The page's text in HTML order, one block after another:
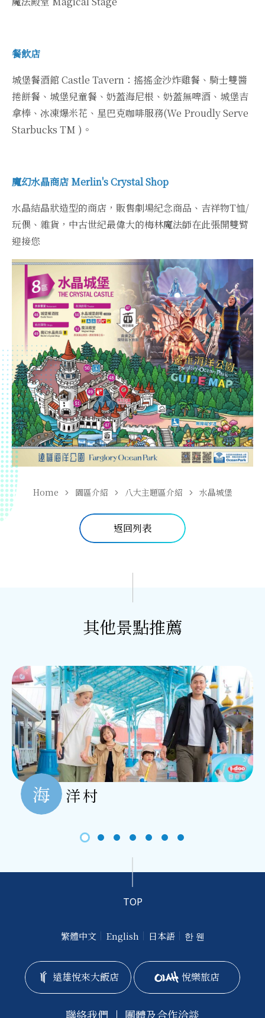
餐飲店
城堡餐酒館 Castle Tavern：搖搖金沙炸雞餐、騎士雙醬
捲餅餐、城堡兒童餐、奶蓋海尼根、奶蓋無啤酒、城堡吉
拿棒、冰凍爆米花、星巴克咖啡服務(We Proudly Serve
Starbucks TM )。
魔幻水晶商店 Merlin's Crystal Shop
水晶結晶狀造型的商店，販售劇場紀念商品、吉祥物T恤/
玩偶、雜貨，中古世紀最偉大的梅林魔法師在此張開雙臂
迎接您
Home 園區介紹 八大主題區介紹 水晶城堡
返回列表
其他景點推薦
海 洋村
TOP
繁體中文 English 日本語 한 웬
遠雄悅來大飯店 悅樂旅店
聯絡我們 團體及合作洽談